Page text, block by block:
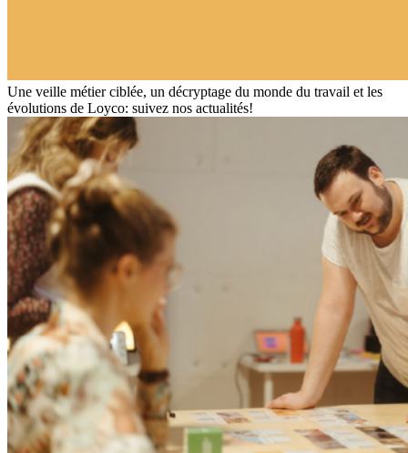
Une veille métier ciblée, un décryptage du monde du travail et les
évolutions de Loyco: suivez nos actualités!